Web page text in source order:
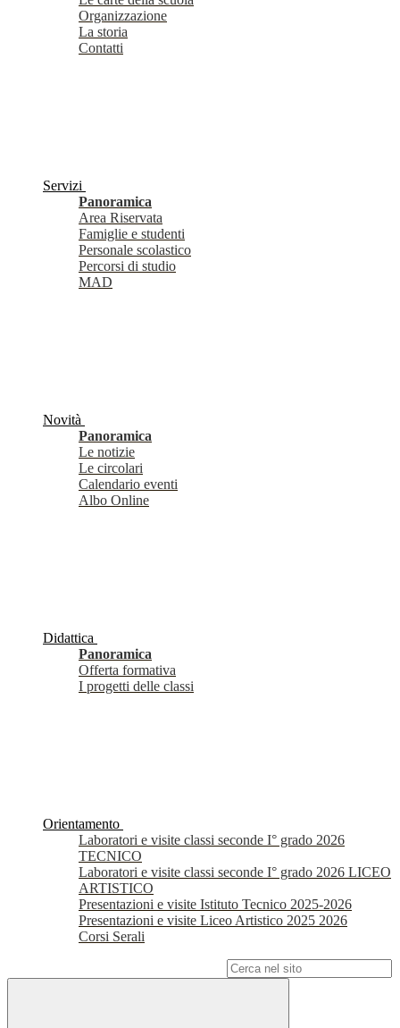
Organizzazione
La storia
Contatti
Servizi
Panoramica
Area Riservata
Famiglie e studenti
Personale scolastico
Percorsi di studio
MAD
Novità
Panoramica
Le notizie
Le circolari
Calendario eventi
Albo Online
Didattica
Panoramica
Offerta formativa
I progetti delle classi
Orientamento
Laboratori e visite classi seconde I° grado 2026
TECNICO
Laboratori e visite classi seconde I° grado 2026 LICEO
ARTISTICO
Presentazioni e visite Istituto Tecnico 2025-2026
Presentazioni e visite Liceo Artistico 2025 2026
Corsi Serali